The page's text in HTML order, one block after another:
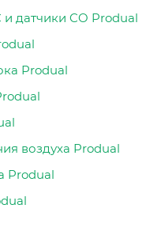
и датчики CO Produal
Produal
воздуха Produal
Produal